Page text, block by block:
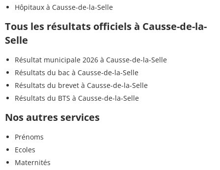
Hôpitaux à Causse-de-la-Selle
Tous les résultats officiels à Causse-de-la-
Selle
Résultat municipale 2026 à Causse-de-la-Selle
Résultats du bac à Causse-de-la-Selle
Résultats du brevet à Causse-de-la-Selle
Résultats du BTS à Causse-de-la-Selle
Nos autres services
Prénoms
Ecoles
Maternités